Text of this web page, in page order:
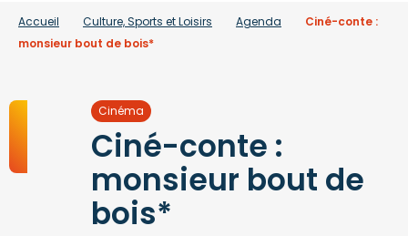
Accueil Culture, Sports et Loisirs Agenda
Ciné-conte :
monsieur bout de bois*
Cinéma
Ciné-conte :
monsieur bout de
bois*